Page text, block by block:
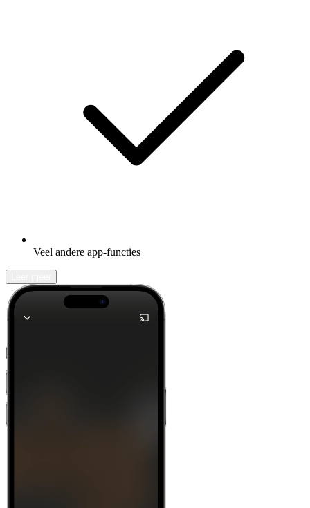
Veel andere app-functies